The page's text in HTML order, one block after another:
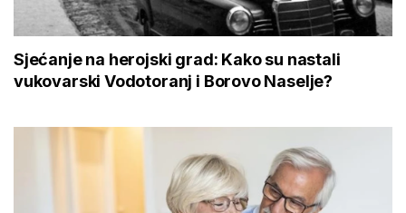
Sjećanje na herojski grad: Kako su nastali
vukovarski Vodotoranj i Borovo Naselje?